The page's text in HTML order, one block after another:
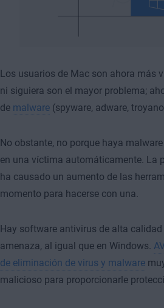
Los usuarios de Mac son ahora más
ni siguiera son el mayor problema;
de malware(spyware, adware,
No obstante, no porque haya
en una víctima automáticamente. La
ha causado un aumento de las
momento para hacerse con una.
Hay software antivirus de alta
amenaza, al igual que en Windows.
de eliminación de virus y malware
malicioso para proporcionarle